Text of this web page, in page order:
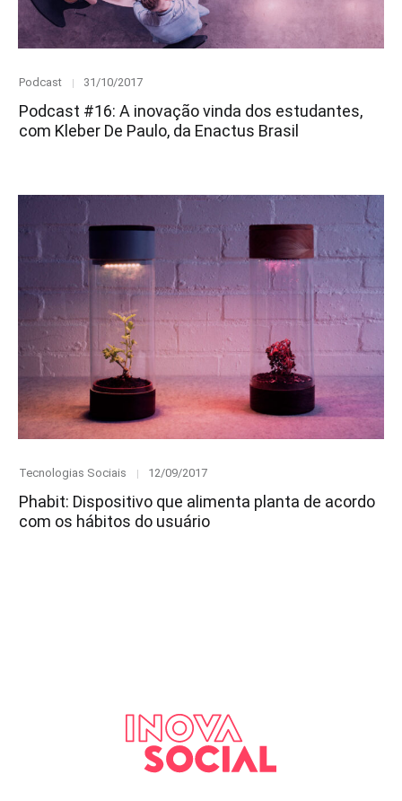
Category
Podcast
Posted
31/10/2017
Podcast #16: A inovação vinda dos estudantes,
com Kleber De Paulo, da Enactus Brasil
Category
Tecnologias Sociais
Posted
12/09/2017
Phabit: Dispositivo que alimenta planta de acordo
com os hábitos do usuário